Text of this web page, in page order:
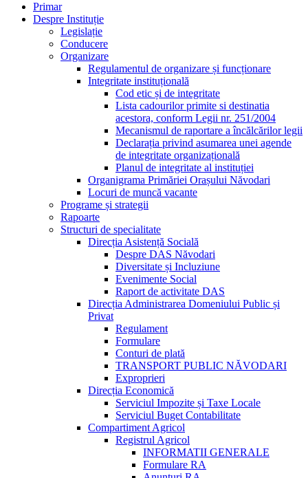
Primar
Despre Instituție
Legislație
Conducere
Organizare
Regulamentul de organizare și funcționare
Integritate instituțională
Cod etic și de integritate
Lista cadourilor primite si destinatia
acestora, conform Legii nr. 251/2004
Mecanismul de raportare a încălcărilor legii
Declarația privind asumarea unei agende
de integritate organizațională
Planul de integritate al instituției
Organigrama Primăriei Orașului Năvodari
Locuri de muncă vacante
Programe și strategii
Rapoarte
Structuri de specialitate
Direcția Asistență Socială
Despre DAS Năvodari
Diversitate și Incluziune
Evenimente Social
Raport de activitate DAS
Direcția Administrarea Domeniului Public și
Privat
Regulament
Formulare
Conturi de plată
TRANSPORT PUBLIC NĂVODARI
Exproprieri
Direcția Economică
Serviciul Impozite și Taxe Locale
Serviciul Buget Contabilitate
Compartiment Agricol
Registrul Agricol
INFORMATII GENERALE
Formulare RA